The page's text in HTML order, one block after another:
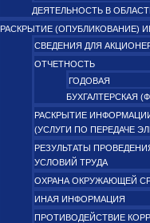
ДЕЯТЕЛЬНОСТЬ В
РАСКРЫТИЕ (ОПУБЛИКОВАНИЕ)
СВЕДЕНИЯ ДЛЯ
ОТЧЕТНОСТЬ
ГОДОВАЯ
БУХГАЛТЕРСКАЯ
РАСКРЫТИЕ
(УСЛУГИ ПО ПЕРЕДАЧЕ
РЕЗУЛЬТАТЫ
УСЛОВИЙ ТРУДА
ОХРАНА ОКРУЖАЮЩЕЙ
ИНАЯ ИНФОРМАЦИЯ
ПРОТИВОДЕЙСТВИЕ